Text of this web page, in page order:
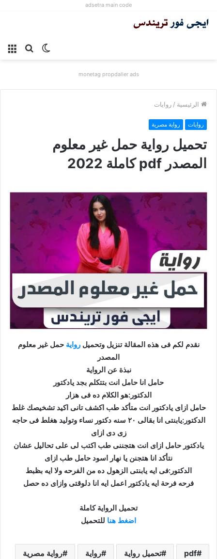
adsetra main code
بحث الوضع
monetag propdaller ads
الرئيسية / روايات
روايات رواية مصرية
تحميل رواية حمل غير معلوم
المصدر pdf كاملة 2022
نقدم لكم فى هذه المقالة تنزيل وتحميلرواية حمل غير معلوم
المصدر
نبذة عن الرواية
حامل انا حامل انت بتتكلم بجد يادكتور
الدكتور:هو الكلام ده فى هزار
حامل ازاى يادكتور انت متأكد طب اكشف تانى اكيد تشخيصك غلط
الدكتور:يابنتى انا بقالى ٢٠ سنه دكتور نساء وتوليد هغلط فى حاجه
زى دى ازاى
يادكتور حامل ازاى انت هتجننى طب اكتب لى على تحاليل عشان
نتأكد انا هتجنن يا نهار اسود حامل طب ازاى
الدكتور:فى ايه يابنتى الزهول ده من الفرحه ولا ايه بظبط
فرحه فرحة ايه يادكتور اعمل ايه انا دلوقتى وازاى ده حصل
تحميل الرواية كاملة
اضغط هنا للتحميل
pdf تحميل رواية رواية رواية مصرية